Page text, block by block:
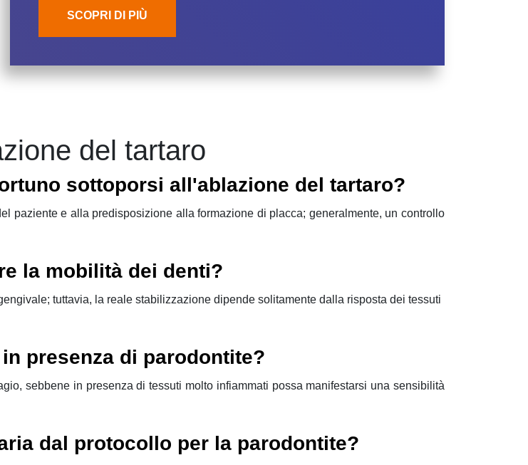
SCOPRI DI PIÙ
del tartaro
sottoporsi all'ablazione del tartaro?
paziente e alla predisposizione alla formazione di placca; generalmente, un controllo
la mobilità dei denti?
tuttavia, la reale stabilizzazione dipende solitamente dalla risposta dei tessuti
presenza di parodontite?
sebbene in presenza di tessuti molto infiammati possa manifestarsi una sensibilità
dal protocollo per la parodontite?